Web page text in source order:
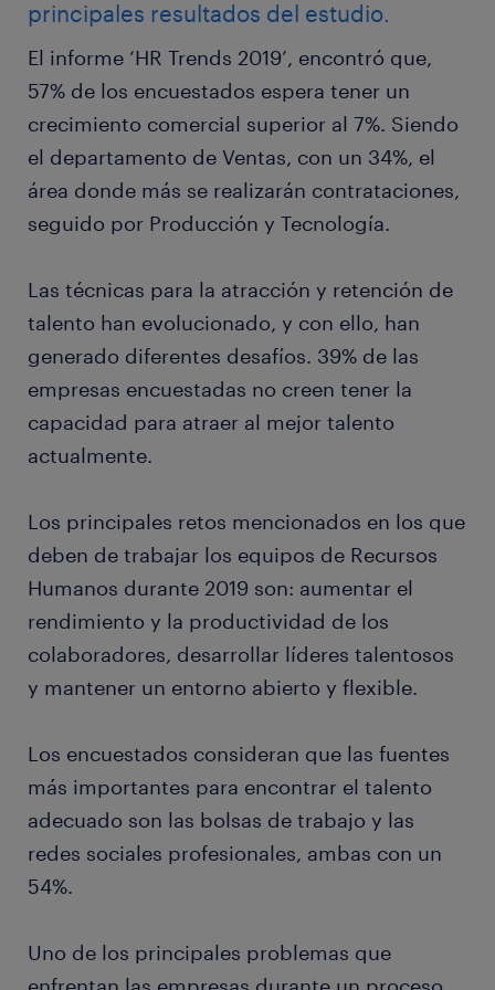
principales resultados del estudio.
El informe ‘HR Trends 2019’, encontró que,
57% de los encuestados espera tener un
crecimiento comercial superior al 7%. Siendo
el departamento de Ventas, con un 34%, el
área donde más se realizarán contrataciones,
seguido por Producción y Tecnología.
Las técnicas para la atracción y retención de
talento han evolucionado, y con ello, han
generado diferentes desafíos. 39% de las
empresas encuestadas no creen tener la
capacidad para atraer al mejor talento
actualmente.
Los principales retos mencionados en los que
deben de trabajar los equipos de Recursos
Humanos durante 2019 son: aumentar el
rendimiento y la productividad de los
colaboradores, desarrollar líderes talentosos
y mantener un entorno abierto y flexible.
Los encuestados consideran que las fuentes
más importantes para encontrar el talento
adecuado son las bolsas de trabajo y las
redes sociales profesionales, ambas con un
54%.
Uno de los principales problemas que